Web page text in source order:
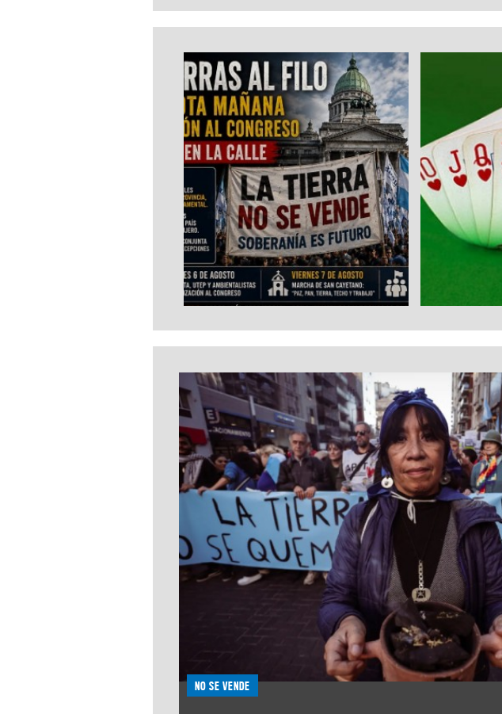
ARGENTINA EN VENTA
Ley de tierras al filo: el
senado vota mañana
con movilización al
congreso y san
cayetano en la calle
DATOS
Casino
una
NO SE VENDE